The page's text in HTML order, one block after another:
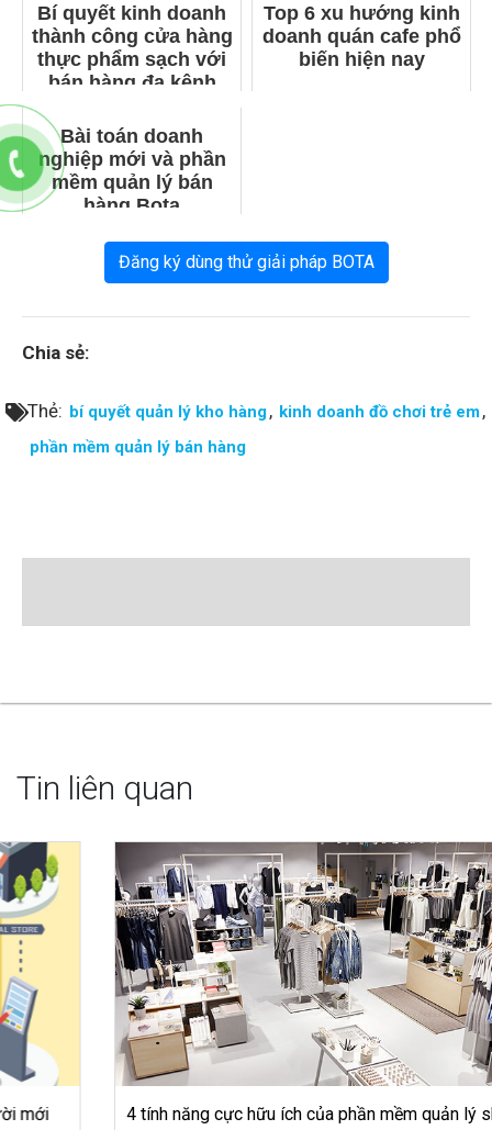
Bí quyết kinh doanh
thành công cửa hàng
thực phẩm sạch với
bán hàng đa kênh
Top 6 xu hướng kinh
doanh quán cafe phổ
biến hiện nay
Bài toán doanh
nghiệp mới và phần
mềm quản lý bán
hàng Bota
Đăng ký dùng thử giải pháp BOTA
Chia sẻ:
Thẻ: bí quyết quản lý kho hàng, kinh doanh đồ chơi trẻ em,
phần mềm quản lý bán hàng
Tin liên quan
4 tính năng cực hữu ích của phần mềm quản lý shop quần